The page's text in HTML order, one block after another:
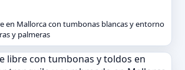
en Mallorca con tumbonas blancas y entorno
y palmeras